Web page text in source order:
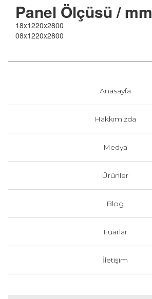
Panel Ölçüsü / mm
18x1220x2800
08x1220x2800
Anasayfa
Hakkımızda
Medya
Ürünler
Blog
Fuarlar
İletişim